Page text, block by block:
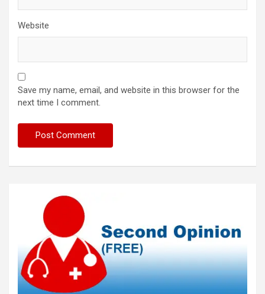
Website
Save my name, email, and website in this browser for the
next time I comment.